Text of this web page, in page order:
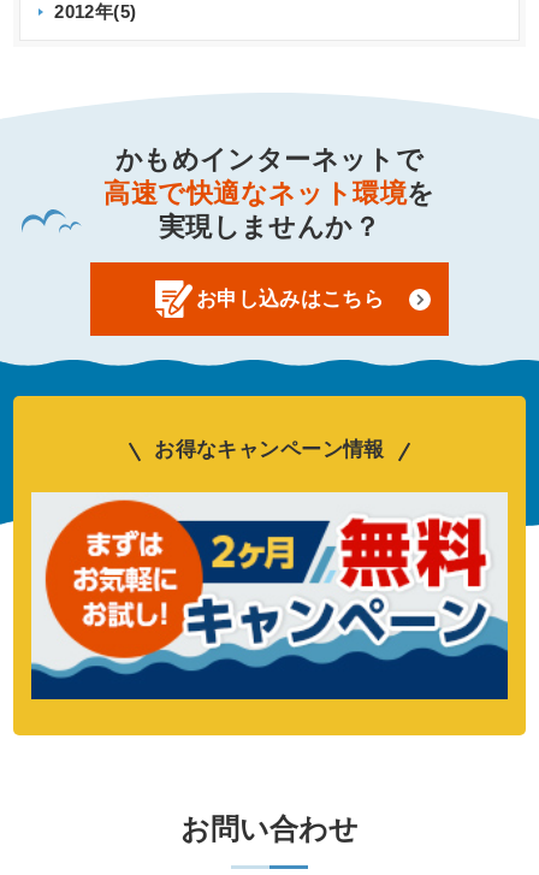
2012年(5)
かもめインターネットで
高速で快適なネット環境を
実現しませんか？
お申し込みはこちら
お得なキャンペーン情報
お問い合わせ